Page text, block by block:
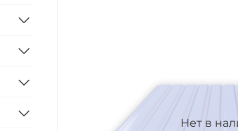
Нет в